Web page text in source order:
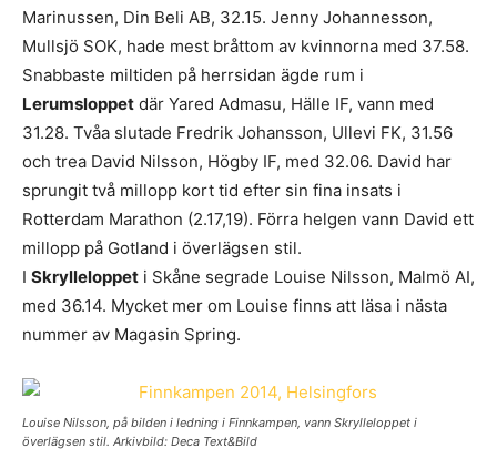
Marinussen, Din Beli AB, 32.15. Jenny Johannesson,
Mullsjö SOK, hade mest bråttom av kvinnorna med 37.58.
Snabbaste miltiden på herrsidan ägde rum i
Lerumsloppet där Yared Admasu, Hälle IF, vann med
31.28. Tvåa slutade Fredrik Johansson, Ullevi FK, 31.56
och trea David Nilsson, Högby IF, med 32.06. David har
sprungit två millopp kort tid efter sin fina insats i
Rotterdam Marathon (2.17,19). Förra helgen vann David ett
millopp på Gotland i överlägsen stil.
I Skrylleloppet i Skåne segrade Louise Nilsson, Malmö AI,
med 36.14. Mycket mer om Louise finns att läsa i nästa
nummer av Magasin Spring.
Louise Nilsson, på bilden i ledning i Finnkampen, vann Skrylleloppet i
överlägsen stil. Arkivbild: Deca Text&Bild